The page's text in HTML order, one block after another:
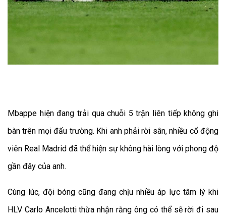
Mbappe hiện đang trải qua chuỗi 5 trận liên tiếp không ghi
bàn trên mọi đấu trường. Khi anh phải rời sân, nhiều cổ động
viên Real Madrid đã thể hiện sự không hài lòng với phong độ
gần đây của anh.
Cùng lúc, đội bóng cũng đang chịu nhiều áp lực tâm lý khi
HLV Carlo Ancelotti thừa nhận rằng ông có thể sẽ rời đi sau